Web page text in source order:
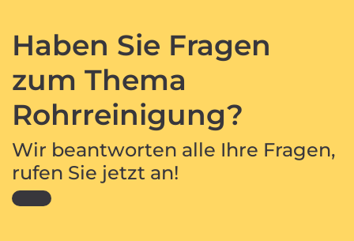
Haben Sie Fragen
zum Thema
Rohrreinigung?
Wir beantworten alle Ihre Fragen,
rufen Sie jetzt an!